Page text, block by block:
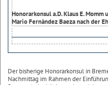
Honorarkonsul a.D. Klaus E.
Mario Fernàndez Baeza nach der
Der bisherige Honorarkonsul in
Nachmittag im Rahmen der